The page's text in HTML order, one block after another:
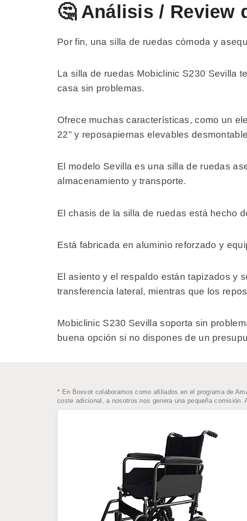
🤔 Análisis / Review
Por fin, una silla de ruedas cómoda y
La silla de ruedas Mobiclinic S230 Sevilla
casa sin problemas.
Ofrece muchas características, como un
22" y reposapiernas elevables
El modelo Sevilla es una silla de ruedas
almacenamiento y transporte.
El chasis de la silla de ruedas está hecho
Está fabricada en aluminio reforzado y
El asiento y el respaldo están tapizados y
transferencia lateral, mientras que los
Mobiclinic S230 Sevilla soporta sin
buena opción si no dispones de un
* En Boxvot colaboramos como afiliados en el programa de
coste adicional, a nosotros nos genera una pequeña